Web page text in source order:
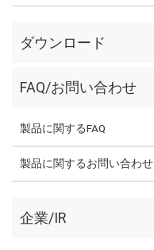
ダウンロード
FAQ/お問い合わせ
製品に関するFAQ
製品に関するお問い合わせ
企業/IR